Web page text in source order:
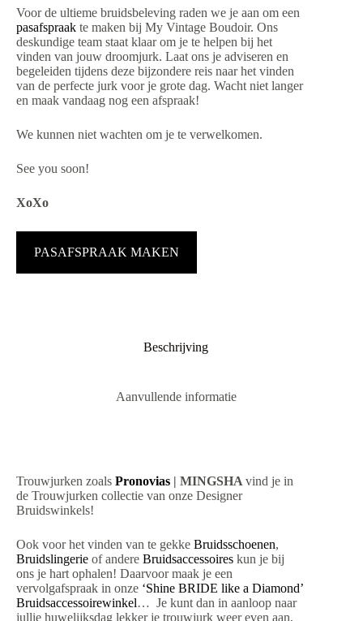
Voor de ultieme bruidsbeleving raden we je aan om een
pasafspraak te maken bij My Vintage Boudoir. Ons
deskundige team staat klaar om je te helpen bij het
vinden van jouw droomjurk. Laat ons je adviseren en
begeleiden tijdens deze bijzondere reis naar het vinden
van de perfecte jurk voor je grote dag. Wacht niet langer
en maak vandaag nog een afspraak!
We kunnen niet wachten om je te verwelkomen.
See you soon!
XoXo
PASAFSPRAAK MAKEN
Beschrijving
Aanvullende informatie
Trouwjurken zoals Pronovias | MINGSHA vind je in
de Trouwjurken collectie van onze Designer
Bruidswinkels!
Ook voor het vinden van te gekke Bruidsschoenen,
Bruidslingerie of andere Bruidsaccessoires kun je bij
ons je hart ophalen! Daarvoor maak je een
vervolgafspraak in onze ‘Shine BRIDE like a Diamond’
Bruidsaccessoirewinkel… Je kunt dan in aanloop naar
jullie huwelijksdag lekker je trouwjurk weer even aan,